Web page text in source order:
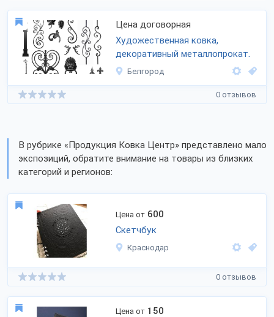
Цена договорная
Художественная ковка,
декоративный металлопрокат.
Белгород
0 отзывов
В рубрике «Продукция Ковка Центр» представлено мало
экспозиций, обратите внимание на товары из близких
категорий и регионов:
Цена от 600
Скетчбук
Краснодар
0 отзывов
Цена от 150